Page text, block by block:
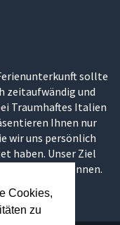
Cookies,
zu
sollte
zeitaufwändig und
Traumhaftes Italien
Ihnen nur
wir uns persönlich
haben. Unser Ziel
erleben können.